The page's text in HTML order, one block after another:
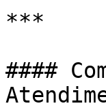
***
####